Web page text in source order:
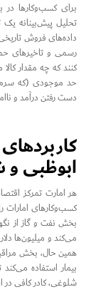
برای کسب‌وکارها
تحلیل پیش‌بینانه
داده‌های فروش
رسمی و تاخیرهای
کنند که چه مقدار
حد موجودی (که
دست رفتن درآمد و
ابوظبی
هر امارت تمرکز
کسب‌وکارهای امارات
بخش نفت و گاز از
می‌کند و میلیون‌ها
همین حال، بخش
بیمار استفاده
شلوغی، کادر کافی در